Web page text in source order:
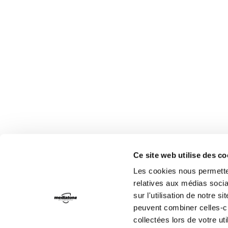
Ce site web utilise des
Les cookies nous
relatives aux médias
sur l'utilisation de notre
peuvent combiner celles-
collectées lors de votre